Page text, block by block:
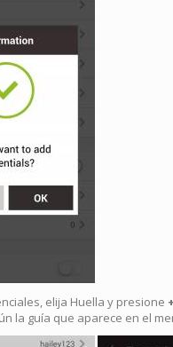
elija Huella y presione +
la guía que aparece en el